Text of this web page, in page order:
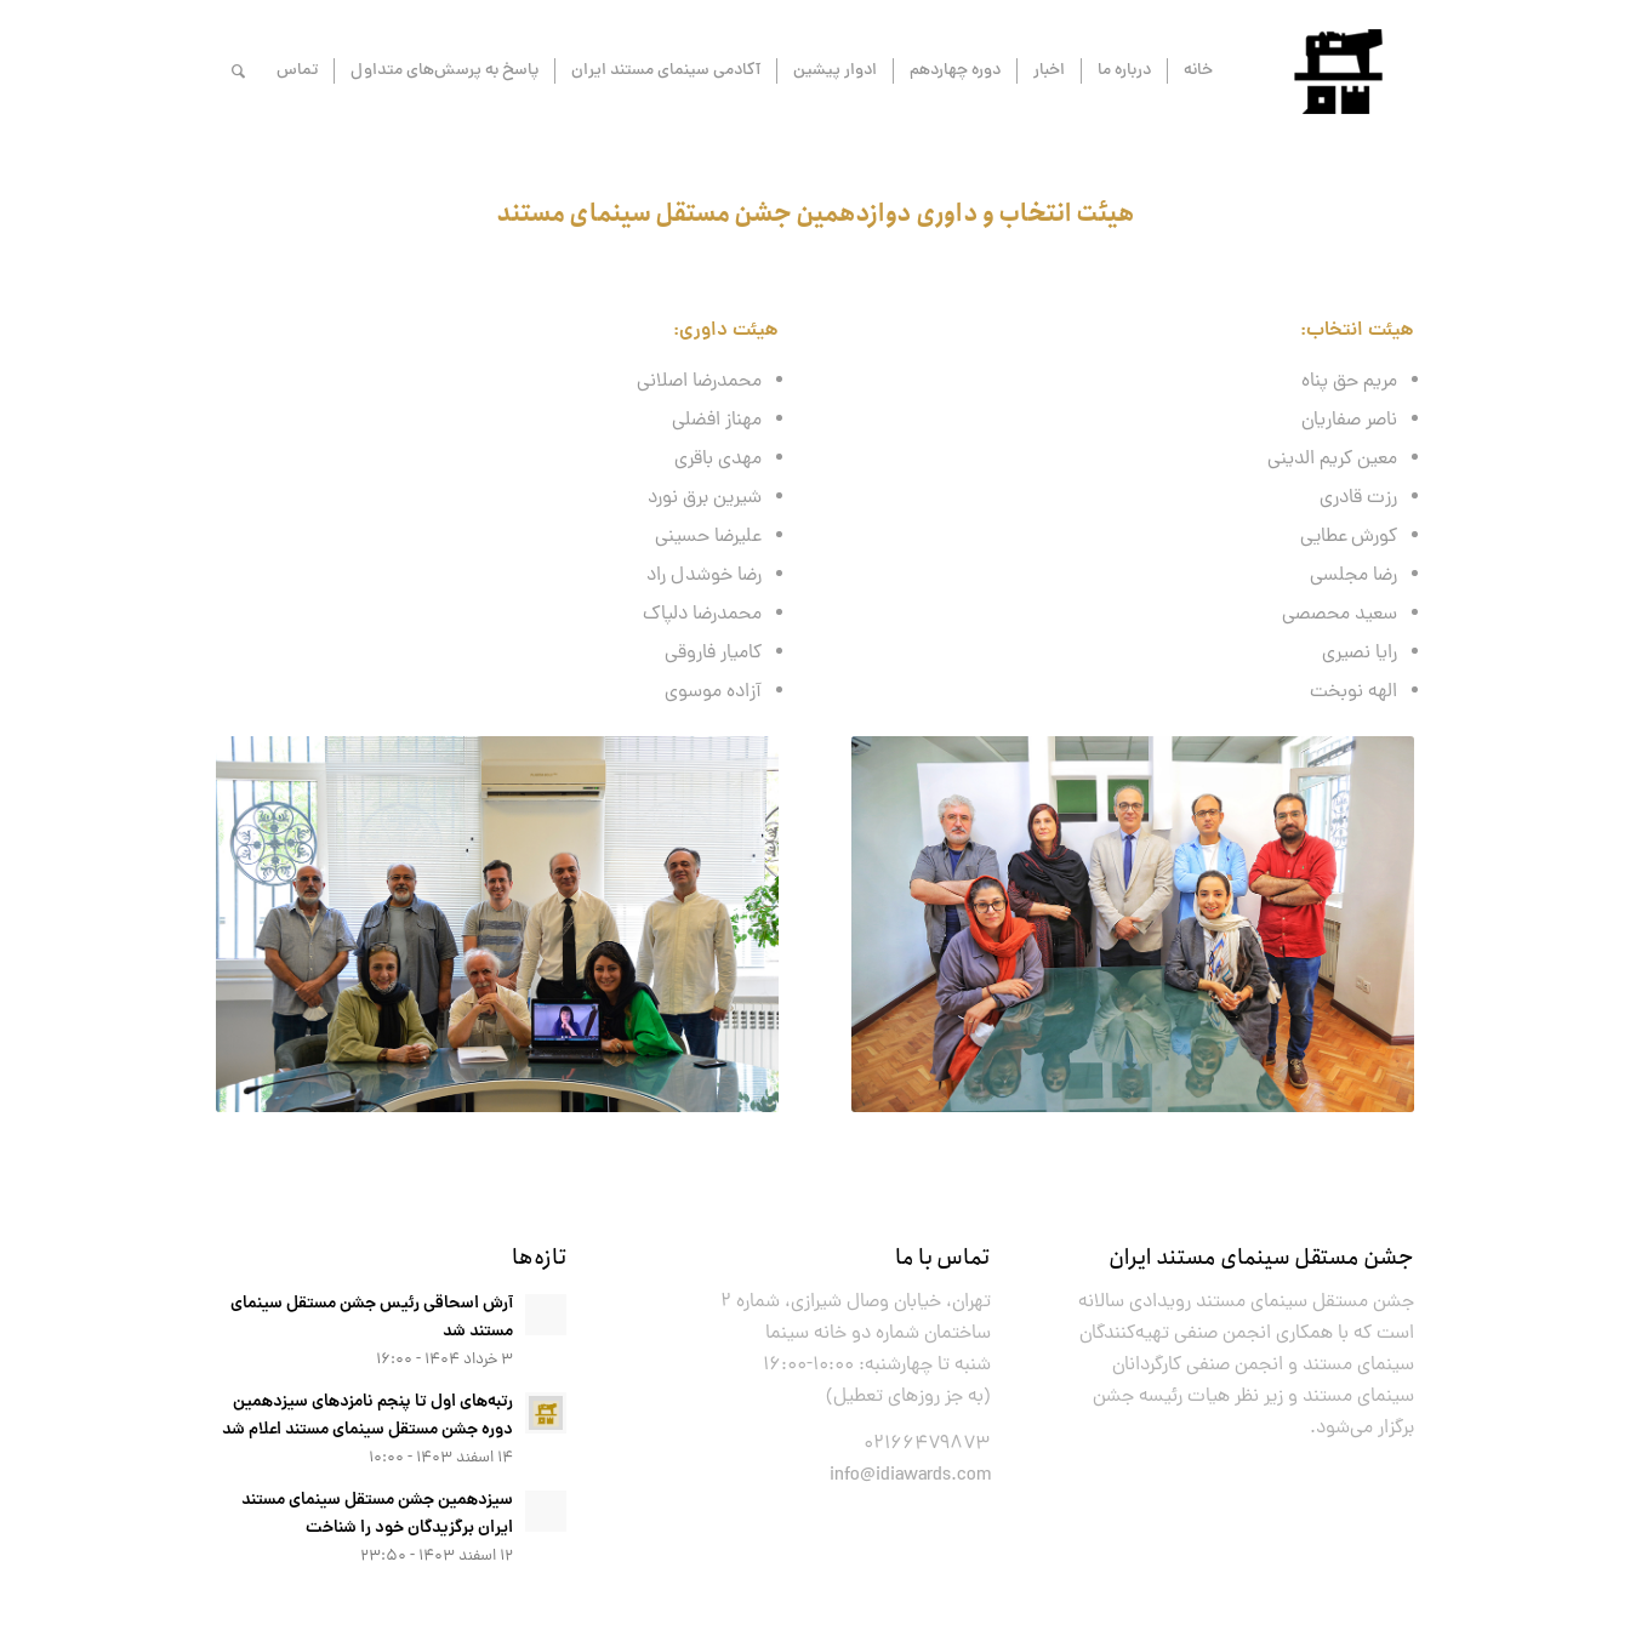
خانه درباره ما اخبار دوره چهاردهم ادوار پیشین آکادمی سینمای مستند ایران پاسخ به پرسش‌های متداول تماس
هیئت انتخاب و داوری دوازدهمین جشن مستقل سینمای مستند
هیئت انتخاب:
مریم حق پناه
ناصر صفاریان
معین کریم الدینی
رزت قادری
کورش عطایی
رضا مجلسی
سعید محصصی
رایا نصیری
الهه نوبخت
هیئت داوری:
محمدرضا اصلانی
مهناز افضلی
مهدی باقری
شیرین برق نورد
علیرضا حسینی
رضا خوشدل راد
محمدرضا دلپاک
کامیار فاروقی
آزاده موسوی
جشن مستقل سینمای مستند ایران
جشن مستقل سینمای مستند رویدادی سالانه
است که با همکاری انجمن صنفی تهیه‌کنندگان
سینمای مستند و انجمن صنفی کارگردانان
سینمای مستند و زیر نظر هیات رئیسه جشن
برگزار می‌شود.
تماس با ما
تهران، خیابان وصال شیرازی، شماره ۲
ساختمان شماره دو خانه سینما
شنبه تا چهارشنبه: ۱۰:۰۰-۱۶:۰۰
(به جز روزهای تعطیل)
۰۲۱۶۶۴۷۹۸۷۳
info@idiawards.com
تازه‌ها
آرش اسحاقی رئیس جشن مستقل سینمای
مستند شد
۳ خرداد ۱۴۰۴ - ۱۶:۰۰
رتبه‌های اول تا پنجم نامزدهای سیزدهمین
دوره جشن مستقل سینمای مستند اعلام شد
۱۴ اسفند ۱۴۰۳ - ۱۰:۰۰
سیزدهمین جشن مستقل سینمای مستند
ایران برگزیدگان خود را شناخت
۱۲ اسفند ۱۴۰۳ - ۲۳:۵۰